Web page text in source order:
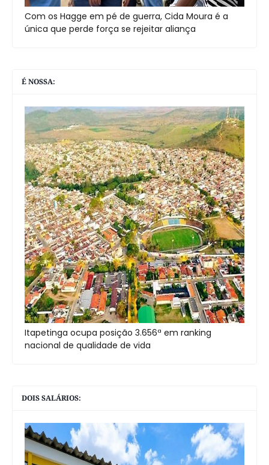
Com os Hagge em pé de guerra, Cida Moura é a
única que perde força se rejeitar aliança
É NOSSA:
Itapetinga ocupa posição 3.656ª em ranking
nacional de qualidade de vida
DOIS SALÁRIOS: